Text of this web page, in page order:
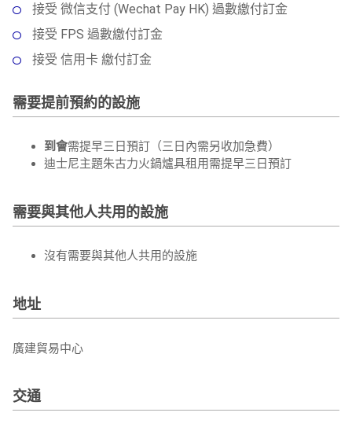
接受 微信支付 (Wechat Pay HK) 過數繳付訂金
接受 FPS 過數繳付訂金
接受 信用卡 繳付訂金
需要提前預約的設施
到會需提早三日預訂（三日內需另收加急費）
迪士尼主題朱古力火鍋爐具租用需提早三日預訂
需要與其他人共用的設施
沒有需要與其他人共用的設施
地址
廣建貿易中心
交通